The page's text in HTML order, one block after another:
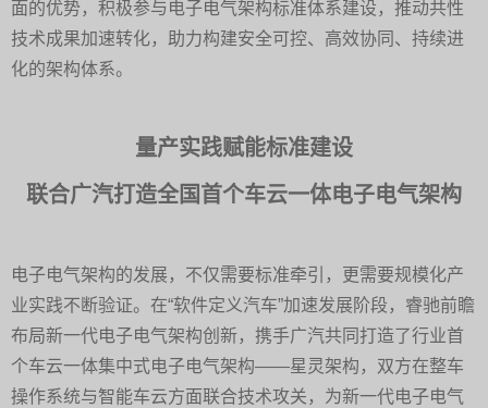
面的优势，积极参与电子电气架构标准体系建设，推动共性
技术成果加速转化，助力构建安全可控、高效协同、持续进
化的架构体系。
量产实践赋能标准建设
联合广汽打造全国首个车云一体电子电气架构
电子电气架构的发展，不仅需要标准牵引，更需要规模化产
业实践不断验证。在“软件定义汽车”加速发展阶段，睿驰前瞻
布局新一代电子电气架构创新，携手广汽共同打造了行业首
个车云一体集中式电子电气架构——星灵架构，双方在整车
操作系统与智能车云方面联合技术攻关，为新一代电子电气